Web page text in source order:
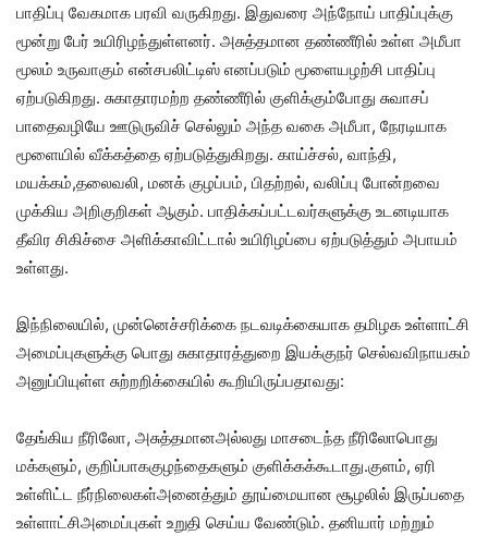
பாதிப்பு வேகமாக பரவி வருகிறது. இதுவரை அந்நோய் பாதிப்புக்கு
மூன்று பேர் உயிரிழந்துள்ளனர். அசுத்தமான தண்ணீரில் உள்ள அமீபா
மூலம் உருவாகும் என்சபலிட்டிஸ் எனப்படும் மூளையழற்சி பாதிப்பு
ஏற்படுகிறது. சுகாதாரமற்ற தண்ணீரில் குளிக்கும்போது சுவாசப்
பாதைவழியே ஊடுருவிச் செல்லும் அந்த வகை அமீபா, நேரடியாக
மூளையில் வீக்கத்தை ஏற்படுத்துகிறது. காய்ச்சல், வாந்தி,
மயக்கம்,தலைவலி, மனக் குழப்பம், பிதற்றல், வலிப்பு போன்றவை
முக்கிய அறிகுறிகள் ஆகும். பாதிக்கப்பட்டவர்களுக்கு உடனடியாக
தீவிர சிகிச்சை அளிக்காவிட்டால் உயிரிழப்பை ஏற்படுத்தும் அபாயம்
உள்ளது.
இந்நிலையில், முன்னெச்சரிக்கை நடவடிக்கையாக தமிழக உள்ளாட்சி
அமைப்புகளுக்கு பொது சுகாதாரத்துறை இயக்குநர் செல்வவிநாயகம்
அனுப்பியுள்ள சுற்றறிக்கையில் கூறியிருப்பதாவது:
தேங்கிய நீரிலோ, அசுத்தமானஅல்லது மாசடைந்த நீரிலோபொது
மக்களும், குறிப்பாககுழந்தைகளும் குளிக்கக்கூடாது.குளம், ஏரி
உள்ளிட்ட நீர்நிலைகள்அனைத்தும் தூய்மையான சூழலில் இருப்பதை
உள்ளாட்சிஅமைப்புகள் உறுதி செய்ய வேண்டும். தனியார் மற்றும்